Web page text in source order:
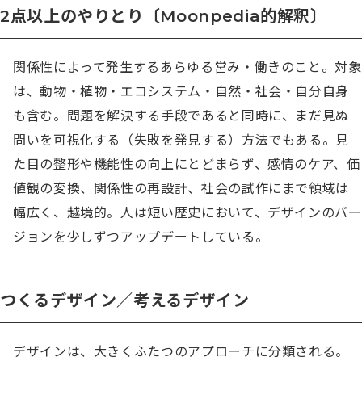
2点以上のやりとり〔Moonpedia的解釈〕
関係性によって発生するあらゆる営み・働きのこと。対象
は、動物・植物・エコシステム・自然・社会・自分自身
も含む。問題を解決する手段であると同時に、まだ見ぬ
問いを可視化する（失敗を発見する）方法でもある。見
た目の整形や機能性の向上にとどまらず、感情のケア、価
値観の変換、関係性の再設計、社会の試作にまで領域は
幅広く、越境的。人は短い歴史において、デザインのバー
ジョンを少しずつアップデートしている。
つくるデザイン／考えるデザイン
デザインは、大きくふたつのアプローチに分類される。